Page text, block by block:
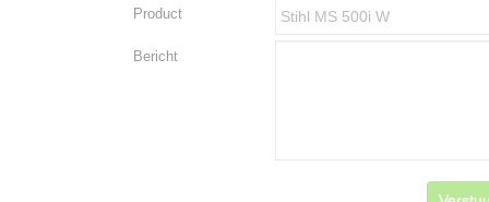
Product
Bericht